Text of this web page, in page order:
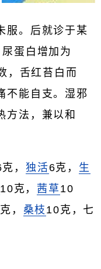
服。后就诊于某
蛋白增加为
，舌红苔白而
不能自支。湿邪
方法，兼以和
克，独活6克， 生
10克， 茜草 10
， 桑枝 10克，七